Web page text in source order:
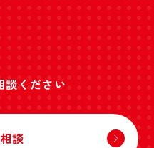
談ください
談